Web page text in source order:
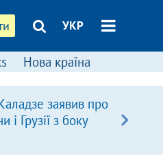
УКР
Нова країна
заявив про
і Грузії з боку